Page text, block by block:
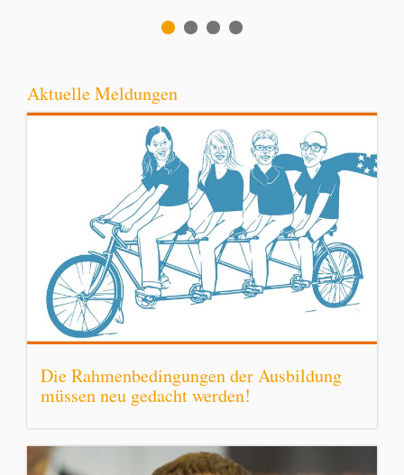
Aktuelle Meldungen
Die Rahmenbedingungen der Ausbildung
müssen neu gedacht werden!